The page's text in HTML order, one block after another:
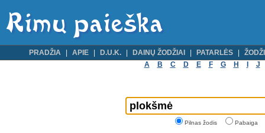
PRADŽIA APIE D.U.K. DAINŲ ŽODŽIAI PATARLĖS
A
B C D E F G H J
Pilnas žodis Pabaiga